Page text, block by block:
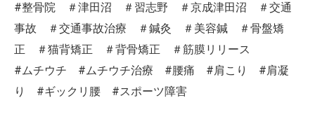
#整骨院 ＃津田沼 ＃習志野 ＃京成津田沼 ＃交通
事故 ＃交通事故治療 ＃鍼灸 ＃美容鍼 ＃骨盤矯
正 ＃猫背矯正 ＃背骨矯正 ＃筋膜リリース
#ムチウチ #ムチウチ治療 #腰痛 #肩こり #肩凝
り #ギックリ腰 #スポーツ障害